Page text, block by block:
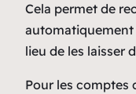
Cela permet de
automatiquement
lieu de les laisser
Pour les comptes